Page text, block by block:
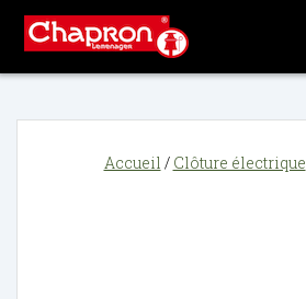
Accueil / Clôture électrique